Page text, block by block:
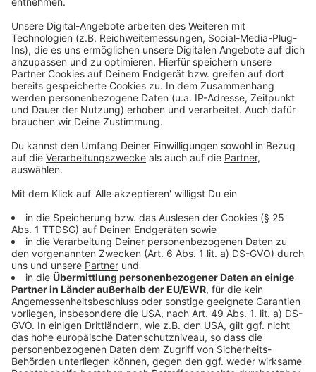
Weitere Infos und Links zum Thema:
Anzeige
Nächste Woche: Bauarbeiten auf der Theodor-Heuss-
Brücke
Logistikunternehmen warnen vor maroden
Rheinbrücken
Verkehrseinschränkungen auch auf der Südbrücke
Anzeige
Anzeige